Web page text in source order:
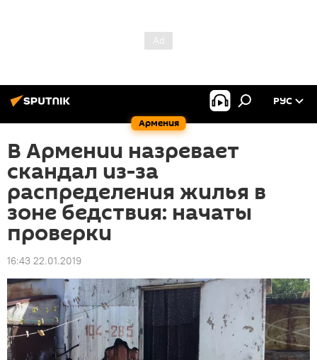
Армения
РУС
В Армении назревает
скандал из-за
распределения жилья в
зоне бедствия: начаты
проверки
16:43 22.01.2019